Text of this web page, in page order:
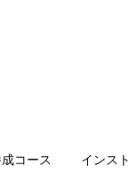
コース インス